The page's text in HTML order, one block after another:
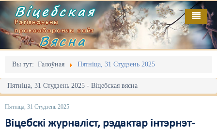
Віцебская
Рэгіянальны
праваабарончы сайт
Вясна
Вы тут: Галоўная Пятніца, 31 Студзень 2025
Пятніца, 31 Студзень 2025 - Віцебская вясна
Пятніца, 31 Студзень 2025
Віцебскі журналіст, рэдактар інтэрнэт-
Галоўная
Адміністрацыйны перасьлед
Акцыі
Выбары
Выданьні
Відэа
Пра нас